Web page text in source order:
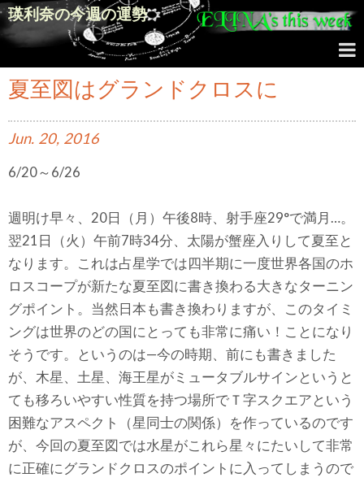
瑛利奈の今週の運勢
夏至図はグランドクロスに
Jun. 20, 2016
6/20～6/26
週明け早々、20日（月）午後8時、射手座29°で満月…。
翌21日（火）午前7時34分、太陽が蟹座入りして夏至と
なります。これは占星学では四半期に一度世界各国のホ
ロスコープが新たな夏至図に書き換わる大きなターニン
グポイント。当然日本も書き換わりますが、このタイミ
ングは世界のどの国にとっても非常に痛い！ことになり
そうです。というのは—今の時期、前にも書きました
が、木星、土星、海王星がミュータブルサインというと
ても移ろいやすい性質を持つ場所でＴ字スクエアという
困難なアスペクト（星同士の関係）を作っているのです
が、今回の夏至図では水星がこれら星々にたいして非常
に正確にグランドクロスのポイントに入ってしまうので